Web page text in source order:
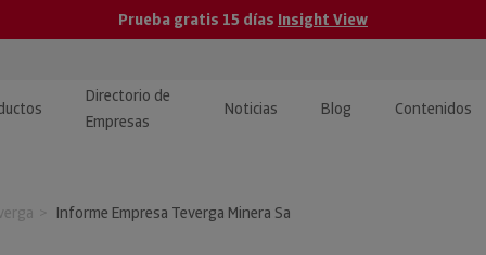
Prueba gratis 15 días Insight View
Directorio de
Empresas
Noticias Blog Contenidos
y tutoriales
Informe Empresa Teverga Minera Sa